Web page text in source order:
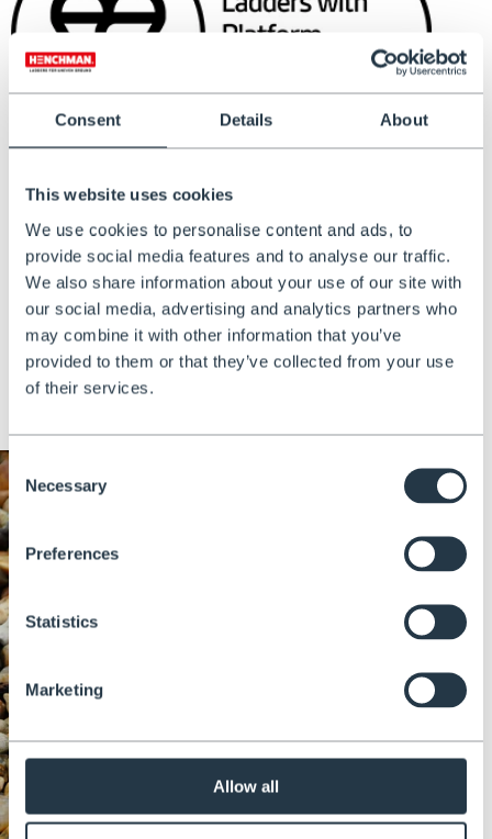
Consent Details About
This website uses cookies
We use cookies to personalise content and ads, to
provide social media features and to analyse our traffic.
We also share information about your use of our site with
our social media, advertising and analytics partners who
may combine it with other information that you’ve
provided to them or that they’ve collected from your use
of their services.
Consent
Selection
Necessary
Preferences
Statistics
Marketing
Allow all
Standard professionale per tutti
Le nostre scale sono costruite per durare. Saldate a mano
da professionisti e certificate dal British Standards
Institution (BSI) secondo la norma BS EN 131.